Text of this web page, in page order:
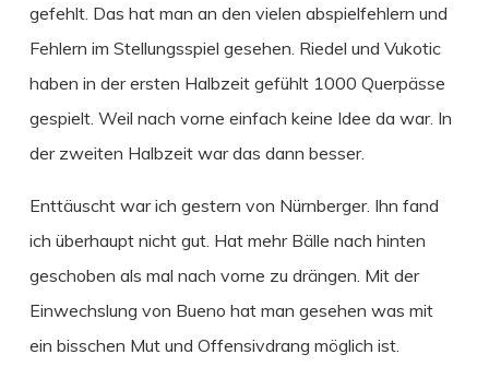
gefehlt. Das hat man an den vielen abspielfehlern und
Fehlern im Stellungsspiel gesehen. Riedel und Vukotic
haben in der ersten Halbzeit gefühlt 1000 Querpässe
gespielt. Weil nach vorne einfach keine Idee da war. In
der zweiten Halbzeit war das dann besser.
Enttäuscht war ich gestern von Nürnberger. Ihn fand
ich überhaupt nicht gut. Hat mehr Bälle nach hinten
geschoben als mal nach vorne zu drängen. Mit der
Einwechslung von Bueno hat man gesehen was mit
ein bisschen Mut und Offensivdrang möglich ist.